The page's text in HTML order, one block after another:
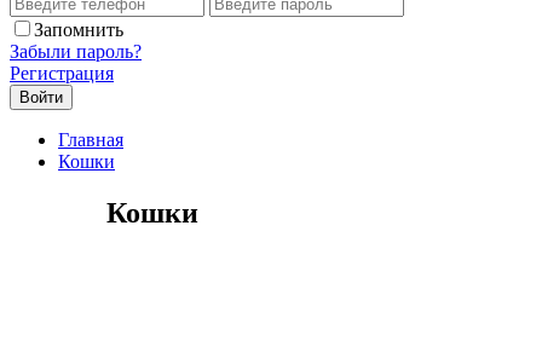
Запомнить
Забыли пароль?
Регистрация
Главная
Кошки
Кошки